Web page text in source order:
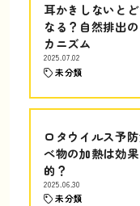
耳かきしないとど
なる？自然排出
カニズム
2025.07.02
未分類
ロタウイルス予
べ物の加熱は効果
的？
2025.06.30
未分類